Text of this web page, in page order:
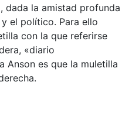
dada la amistad profunda
el político. Para ello
con la que referirse
«diario
Anson es que la muletilla